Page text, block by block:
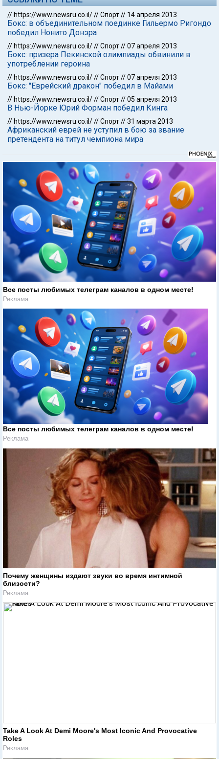
// https://www.newsru.co.il///Спорт// 14 апреля 2013
Бокс: в объединительном поединке Гильермо Ригондо
победил Нонито Донэра
// https://www.newsru.co.il///Спорт//07 апреля 2013
Бокс: призера Пекинской олимпиады обвинили в
употреблении героина
// https://www.newsru.co.il///Спорт//07 апреля 2013
Бокс: "Еврейский дракон" победил в Майами
// https://www.newsru.co.il///Спорт//05 апреля 2013
В Нью-Йорке Юрий Форман победил Кинга
// https://www.newsru.co.il///Спорт//31 марта 2013
Африканский еврей не уступил в бою за звание
претендента на титул чемпиона мира
Все посты любимых телеграм каналов в одном месте!
Реклама
Все посты любимых телеграм каналов в одном месте!
Реклама
Почему женщины издают звуки во время интимной
близости?
Реклама
Take A Look At Demi Moore's Most Iconic And Provocative
Roles
Реклама